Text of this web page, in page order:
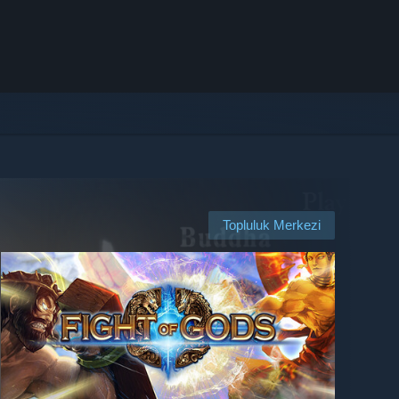
Topluluk Merkezi